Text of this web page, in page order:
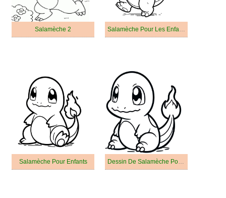
Salamèche 2 Salamèche Pour Les Enfants De 6 An
Salamèche Pour Enfants Dessin De Salamèche Pour Les Enfants